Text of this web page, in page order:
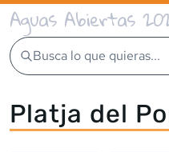
Aguas Abiertas
Busca lo que quieras...
Platja del